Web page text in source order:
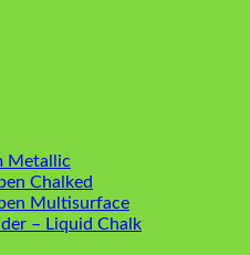
Metallic
Chalked
Multisurface
– Liquid Chalk